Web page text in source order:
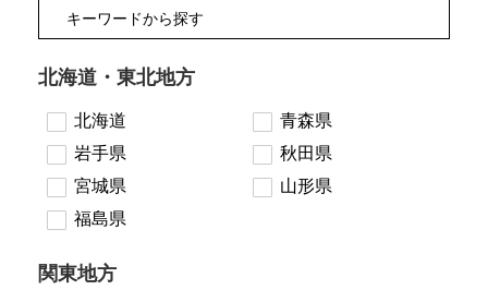
北海道・東北地方
北海道
青森県
岩手県
秋田県
宮城県
山形県
福島県
関東地方